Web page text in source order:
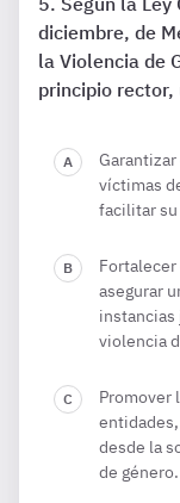
diciembre, de
la Violencia de
principio rector,
víctimas
facilitar
Fortalecer
asegurar
violencia
Promover
desde la
de género.